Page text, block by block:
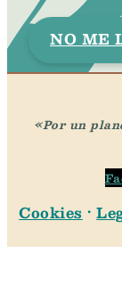
NO ME
«Por un
Cookies ·